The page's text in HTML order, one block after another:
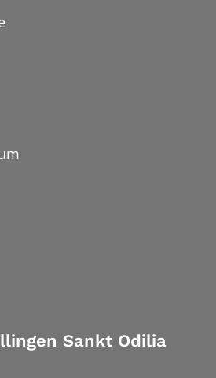
Sankt Odilia